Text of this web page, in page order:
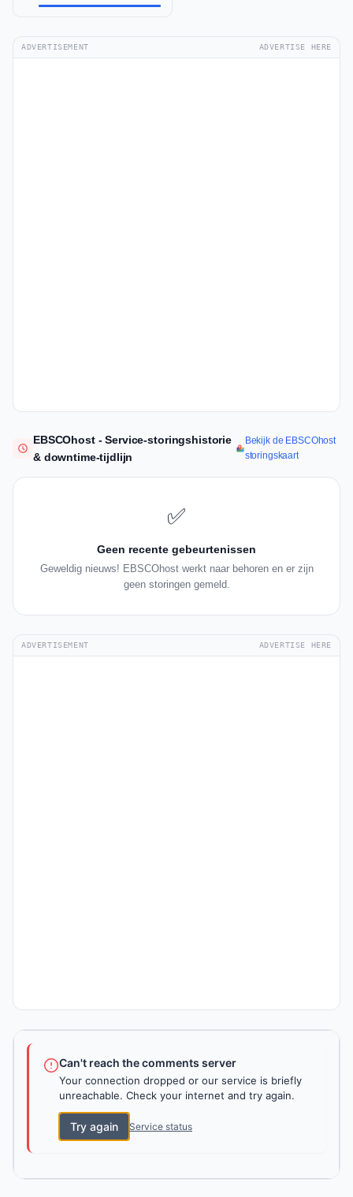
ADVERTISEMENT ADVERTISE HERE
EBSCOhost - Service-storingshistorie
& downtime-tijdlijn
Bekijk de EBSCOhost
storingskaart
✅
Geen recente gebeurtenissen
Geweldig nieuws! EBSCOhost werkt naar behoren en er zijn
geen storingen gemeld.
ADVERTISEMENT ADVERTISE HERE
Can't reach the comments server
Your connection dropped or our service is briefly
unreachable. Check your internet and try again.
Try again Service status